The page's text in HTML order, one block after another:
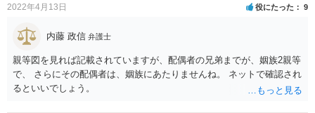
2022年4月13日 役にたった 9
内藤 政信 弁護士
親等図を見れば記載されていますが、配偶者の兄弟までが、姻族2親等
で、 さらにその配偶者は、姻族にあたりませんね。 ネットで確認され
るといいでしょう。